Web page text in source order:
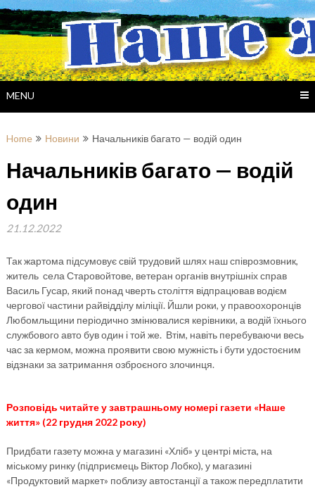
Skip
to
content
MENU
Home Новини Начальників багато — водій один
Начальників багато — водій
один
21.12.2022
Так жартома підсумовує свій трудовий шлях наш співрозмовник,
житель села Старовойтове, ветеран органів внутрішніх справ
Василь Гусар, який понад чверть століття відпрацював водієм
чергової частини райвідділу міліції. Йшли роки, у правоохоронців
Любомльщини періодично змінювалися керівники, а водій їхнього
службового авто був один і той же. Втім, навіть перебуваючи весь
час за кермом, можна проявити свою мужність і бути удостоєним
відзнаки за затримання озброєного злочинця.
Розповідь читайте у завтрашньому номері газети «Наше
життя» (22 грудня 2022 року)
Придбати газету можна у магазині «Хліб» у центрі міста, на
міському ринку (підприємець Віктор Лобко), у магазині
«Продуктовий маркет» поблизу автостанції а також передплатити